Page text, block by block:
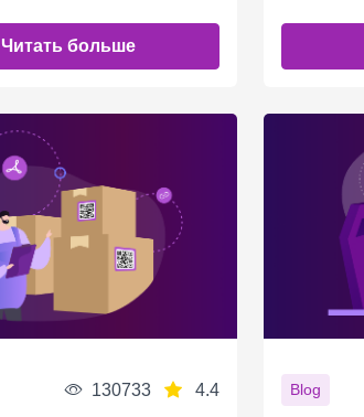
Читать больше
130733 4.4 Blog